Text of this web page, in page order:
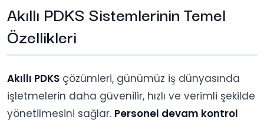
Akıllı PDKS Sistemlerinin Temel
Özellikleri
Akıllı PDKS çözümleri, günümüz iş dünyasında
işletmelerin daha güvenilir, hızlı ve verimli şekilde
yönetilmesini sağlar. Personel devam kontrol